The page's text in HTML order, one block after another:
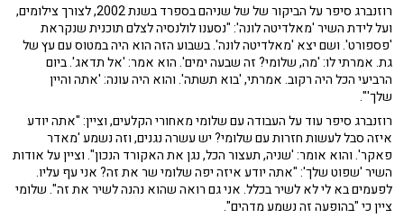
רוזנברג סיפר על הביקור של של שניהם בספרד בשנת 2002, לצורך צילומים,
ועל לידת השיר 'מאלדיטה לונה': "נסענו לולנסיה לצלם תוכנית שנקראת
'פספורט'. ושם יצא 'מאלדיטה לונה'. בשבוע הזה הוא היה במטוס עם עץ של
גת. אמרתי לו: 'מה, שלומי? זה שבעה ימים'. הוא אמר: 'אל תדאג'. ביום
הרביעי הכל היה רקוב. אמרתי, 'בוא תשתה'. והוא היה עונה: 'אתה והיין
שלך'".
רוזנברג סיפר עוד על העבודה עם שלומי מאחורי הקלעים, וציין: "אתה יודע
איזה סבל לעשות חזרות עם שלומי? יש עשרה נגנים, וזה נשמע 'מאדר
פאקר'. והוא אומר: 'שניה, תעצור הכל, נגן את האקורד הנכון". וציין על אודות
השיר 'שפוט שלך': "אתה יודע איזה יפה שלומי שר את זה? אני עף עליו.
לפעמים בא לי לא לשיר בכלל. אני גם רואה שהוא נהנה לשיר את זה". שלומי
ציין כי "בהופעה זה נשמע מדהים".